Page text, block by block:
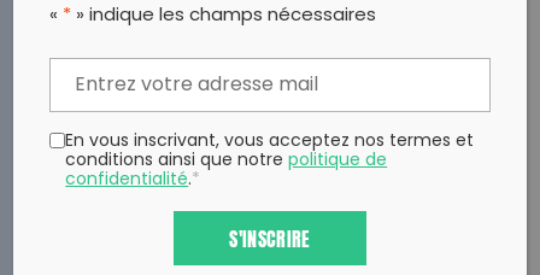
« * » indique les champs nécessaires
En vous inscrivant, vous acceptez nos termes et
conditions ainsi que notrepolitique de
confidentialité.*
S'INSCRIRE